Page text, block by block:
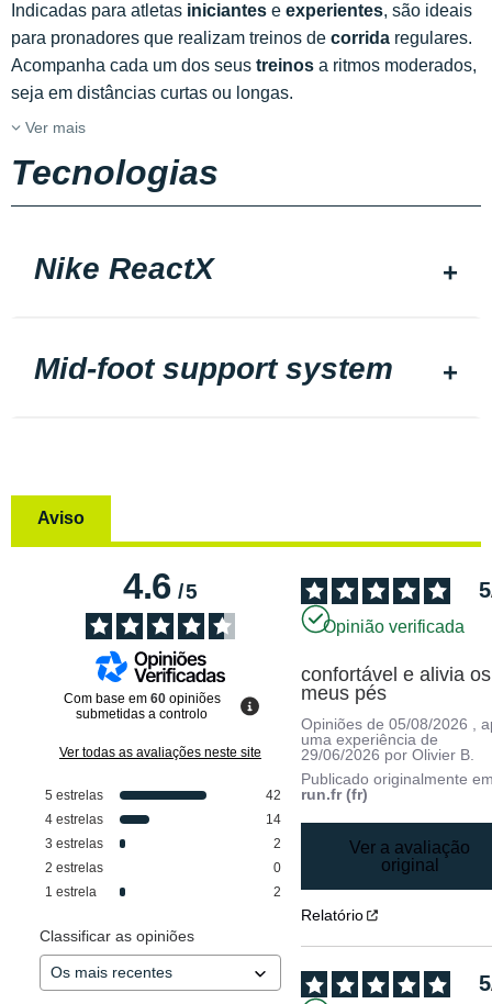
Indicadas para atletas iniciantes e experientes, são ideais
para pronadores que realizam treinos de corrida regulares.
Acompanha cada um dos seus treinos a ritmos moderados,
seja em distâncias curtas ou longas.
Ver mais
Tecnologias
Nike ReactX
Mid-foot support system
Aviso
4.6/5
Com base em 60 opiniões
submetidas a controlo
Ver todas as avaliações neste site
5 estrelas
42
4 estrelas
14
3 estrelas
2
2 estrelas
0
1 estrela 2
Classificar as opiniões
5
Opinião verificada
confortável e alivia os
meus pés
Opiniões de05/08/2026
,
uma experiência de
29/06/2026 porOlivier B.
Publicado originalmente
run.fr (fr)
Ver a avaliação
original
Relatório
5